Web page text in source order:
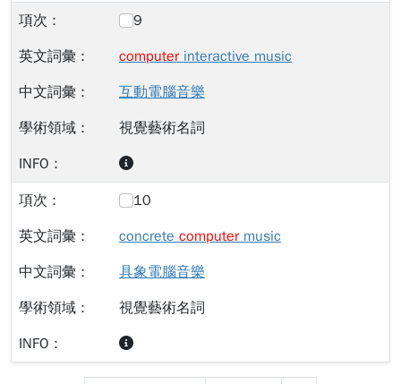
9
computerinteractive music
互動電腦音樂
視覺藝術名詞
10
concrete computermusic
具象電腦音樂
視覺藝術名詞